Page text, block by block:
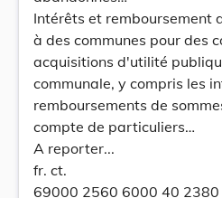
Intérêts et remboursement
à des communes pour des
acquisitions d'utilité
communale, y compris les
remboursements de
compte de particuliers…
A reporter...
fr. ct.
69000 2560 6000 40